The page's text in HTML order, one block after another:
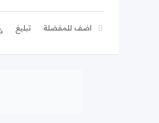
اضف للمفضلة تبليغ